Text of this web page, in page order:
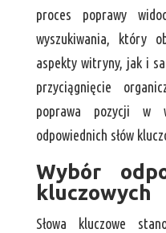
proces poprawy
wyszukiwania, który
aspekty witryny, jak i
przyciągnięcie
poprawa pozycji w
odpowiednich słów
Wybór
kluczowych
Słowa kluczowe